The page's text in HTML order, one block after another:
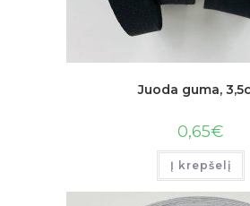
Juoda guma,
0,65€
Į krepšelį